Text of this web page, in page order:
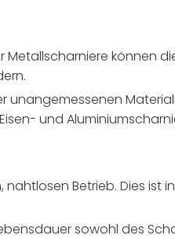
Metallscharniere können
unangemessenen
und
Betrieb. Dies ist
sowohl des